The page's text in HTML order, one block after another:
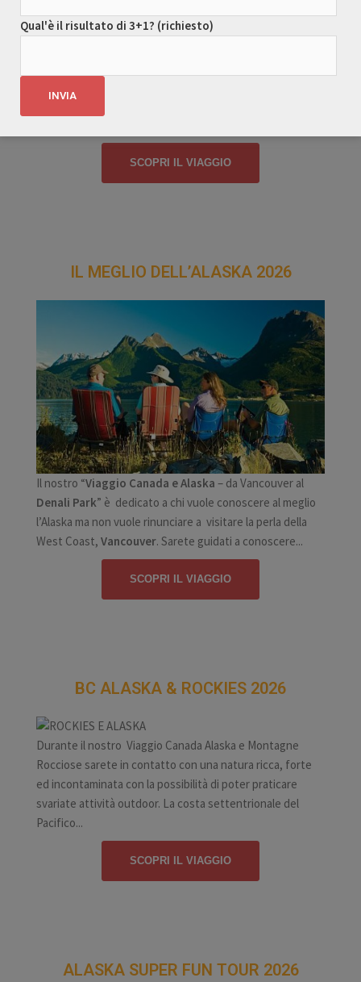
SCOPRI IL VIAGGIO
IL MEGLIO DELL’ALASKA 2026
Il nostro “Viaggio Canada e Alaska – da Vancouver al
Denali Park” è dedicato a chi vuole conoscere al meglio
l’Alaska ma non vuole rinunciare a visitare la perla della
West Coast, Vancouver. Sarete guidati a conoscere...
SCOPRI IL VIAGGIO
BC ALASKA & ROCKIES 2026
Durante il nostro Viaggio Canada Alaska e Montagne
Rocciose sarete in contatto con una natura ricca, forte
ed incontaminata con la possibilità di poter praticare
svariate attività outdoor. La costa settentrionale del
Pacifico...
SCOPRI IL VIAGGIO
ALASKA SUPER FUN TOUR 2026
Qual'è il risultato di 3+1? (richiesto)